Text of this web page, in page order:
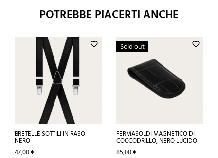
POTREBBE PIACERTI ANCHE
favorite_border
BRETELLE SOTTILI IN RASO
NERO
Prezzo
47,00 €
favorite_border
Sold out
FERMASOLDI MAGNETICO DI
COCCODRILLO, NERO LUCIDO
Prezzo
85,00 €